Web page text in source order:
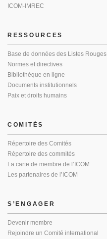
ICOM-IMREC
RESSOURCES
Base de données des Listes Rouges
Normes et directives
Bibliothèque en ligne
Documents institutionnels
Paix et droits humains
COMITÉS
Répertoire des Comités
Répertoire des commités
La carte de membre de l’ICOM
Les partenaires de l’ICOM
S’ENGAGER
Devenir membre
Rejoindre un Comité international